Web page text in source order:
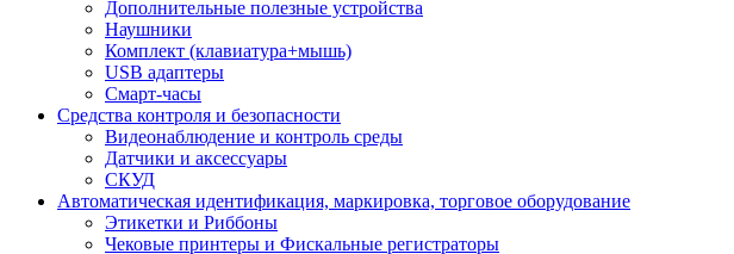
Дополнительные полезные устройства
Наушники
Комплект (клавиатура+мышь)
USB адаптеры
Смарт-часы
Средства контроля и безопасности
Видеонаблюдение и контроль среды
Датчики и аксессуары
СКУД
Автоматическая идентификация, маркировка, торговое оборудование
Этикетки и Риббоны
Чековые принтеры и Фискальные регистраторы